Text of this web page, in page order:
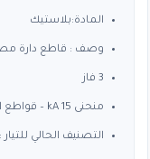
المادة:بلاستيك
وصف : قاطع دارة
3 فاز
منحنى 15 kA – قواطع الدائرة المغناطيسية الحرارية من 2 A إلى 125 A
التصنيف الحالي للتيار : 85 أ – 100 أ – 125 أمبير